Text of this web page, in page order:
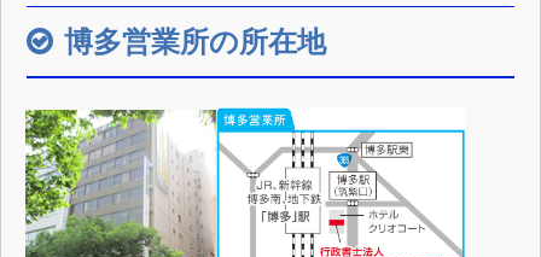
博多営業所の所在地